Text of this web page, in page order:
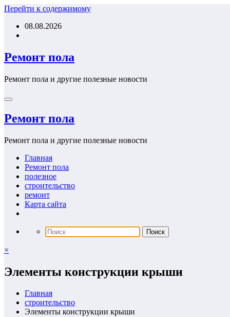
Перейти к содержимому
08.08.2026
Ремонт пола
Ремонт пола и другие полезные новости
Ремонт пола
Ремонт пола и другие полезные новости
Главная
Ремонт пола
полезное
строительство
ремонт
Карта сайта
×
Элементы конструкции крыши
Главная
строительство
Элементы конструкции крыши